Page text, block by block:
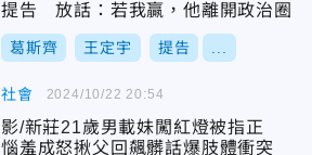
提告 放話：若我贏，他離開政治圈
葛斯齊 王定宇 提告
社會
影/新莊21歲男載妹闖紅燈被指正
惱羞成怒揪父回飆髒話爆肢體衝突
2024/10/22 20:54